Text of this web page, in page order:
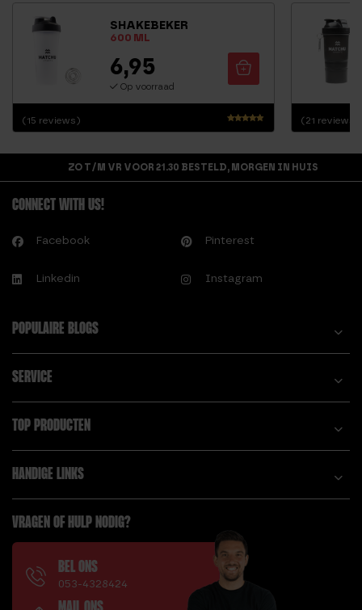
SHAKEBEKER
600 ML
Waardering
uit 5
(15 reviews)
6,95
Op voorraad
(21 reviews)
ZO T/M VR VOOR 21.30 BESTELD, MORGEN IN HUIS
CONNECT WITH US!
Facebook Pinterest
Linkedin Instagram
POPULAIRE BLOGS
SERVICE
TOP PRODUCTEN
HANDIGE LINKS
VRAGEN OF HULP NODIG?
BEL ONS
053-4328424